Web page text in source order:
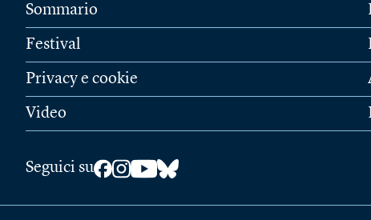
Sommario
Festival
Privacy e cookie
Video
Seguici su